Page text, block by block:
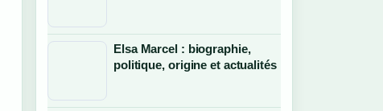
Elsa Marcel : biographie,
politique, origine et actualités